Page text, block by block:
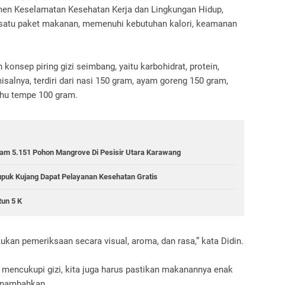
Keselamatan Kesehatan Kerja dan Lingkungan Hidup,
paket makanan, memenuhi kebutuhan kalori, keamanan
konsep piring gizi seimbang, yaitu karbohidrat, protein,
terdiri dari nasi 150 gram, ayam goreng 150 gram,
tempe 100 gram.
5.151 Pohon Mangrove Di Pesisir Utara Karawang
Kujang Dapat Pelayanan Kesehatan Gratis
5 K
pemeriksaan secara visual, aroma, dan rasa,” kata Didin.
gizi, kita juga harus pastikan makanannya enak